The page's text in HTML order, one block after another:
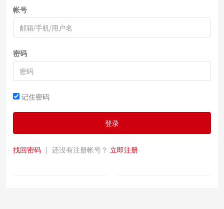
帐号
密码
记住密码
登录
找回密码 | 还没有注册帐号？ 立即注册